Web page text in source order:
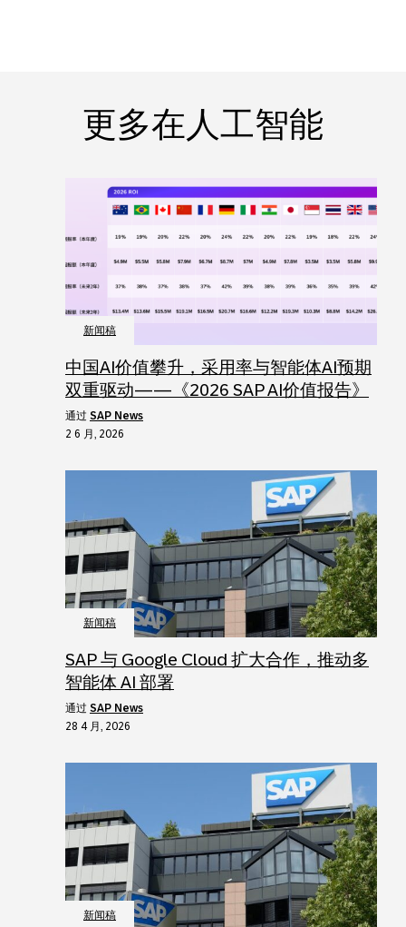
更多在人工智能
新闻稿
中国AI价值攀升，采用率与智能体AI预期
双重驱动——《2026 SAP AI价值报告》
通过 SAP News
2 6 月, 2026
新闻稿
SAP 与 Google Cloud 扩大合作，推动多
智能体 AI 部署
通过 SAP News
28 4 月, 2026
新闻稿